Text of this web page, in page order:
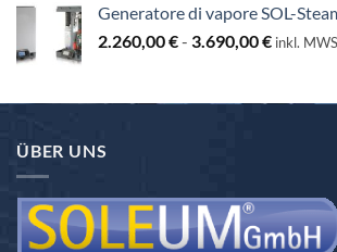
da
3.440,00
Generatore di vapore SOL-
2.260,00€- 3.690,00€Fascia
da
inkl.
ÜBER UNS